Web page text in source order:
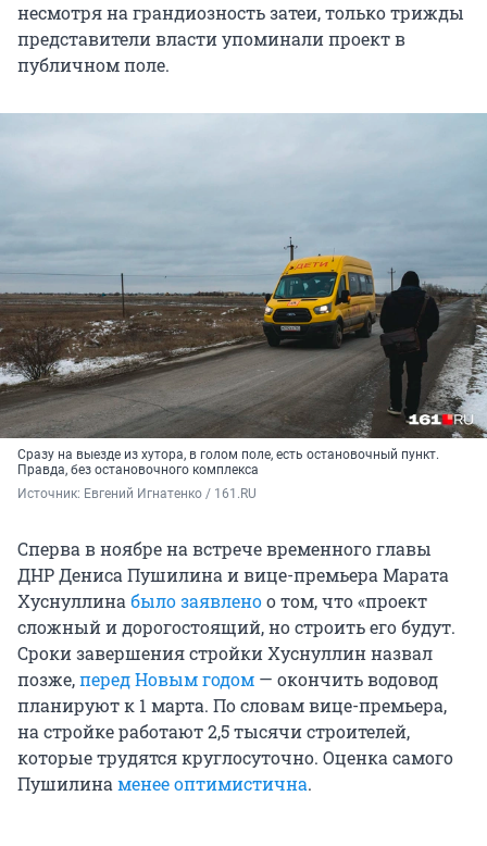
несмотря на грандиозность затеи, только трижды
представители власти упоминали проект в
публичном поле.
Сразу на выезде из хутора, в голом поле, есть остановочный пункт.
Правда, без остановочного комплекса
Источник: Евгений Игнатенко / 161.RU
Сперва в ноябре на встрече временного главы
ДНР Дениса Пушилина и вице-премьера Марата
Хуснуллинабыло заявленоо том, что «проект
сложный и дорогостоящий, но строить его будут.
Сроки завершения стройки Хуснуллин назвал
позже,перед Новым годом — окончить водовод
планируют к 1 марта. По словам вице-премьера,
на стройке работают 2,5 тысячи строителей,
которые трудятся круглосуточно. Оценка самого
Пушилинаменее оптимистична.